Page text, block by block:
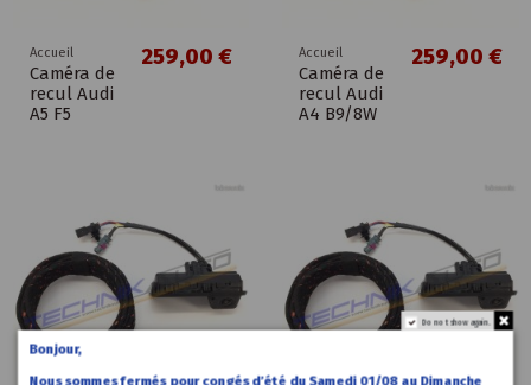
Accueil
Caméra de
recul Audi
A5 F5
259,00 € Accueil
Caméra de
recul Audi
A4 B9/8W
259,00 €
Do not show again.
Bonjour,
Nous sommes fermés pour congés d’été du Samedi 01/08 au Dimanche